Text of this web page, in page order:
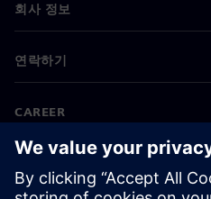
회사 정보
연락하기
CAREER
©Siemens 2026